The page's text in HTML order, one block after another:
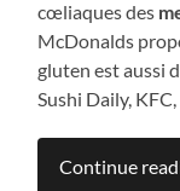
cœliaques des
McDonalds
gluten est aussi
Sushi Daily,
Continue